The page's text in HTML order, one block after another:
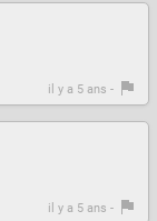
il y a 5 ans -
il y a 5 ans -